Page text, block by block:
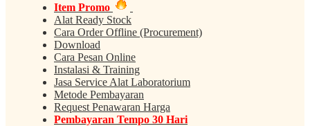
Item Promo
Alat Ready Stock
Cara Order Offline (Procurement)
Download
Cara Pesan Online
Instalasi & Training
Jasa Service Alat Laboratorium
Metode Pembayaran
Request Penawaran Harga
Pembayaran Tempo 30 Hari